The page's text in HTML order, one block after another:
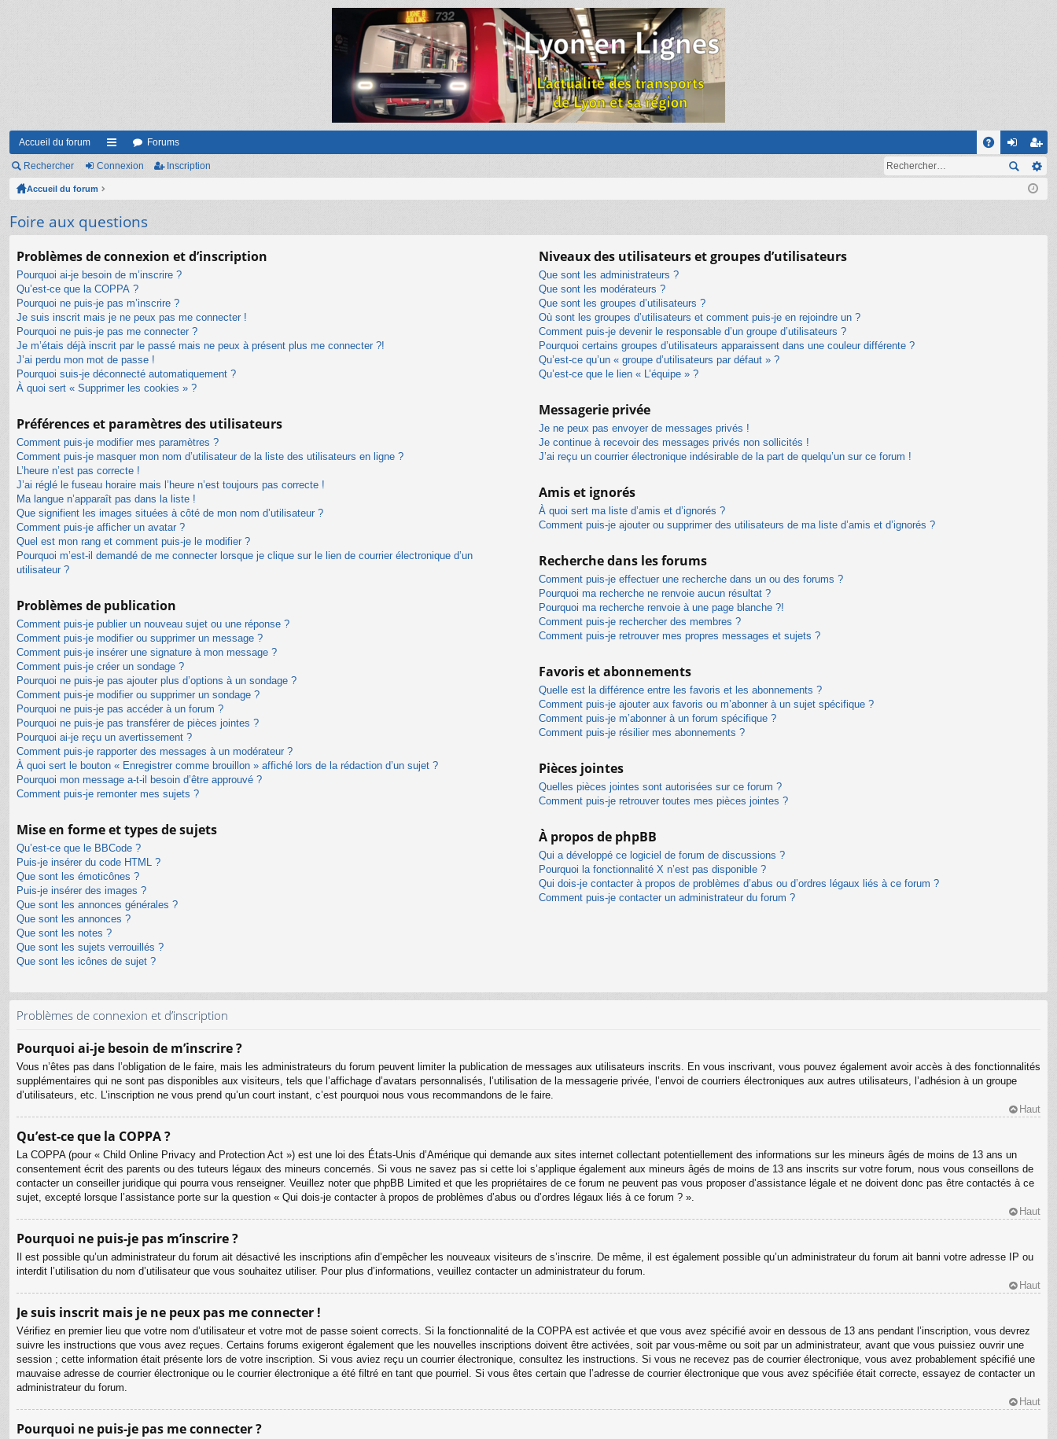
Accueil du forum
ac
ci
s
Forums
on
on
ns
cri
on
Rechercher Connexion Inscription
Accueil du forum
Foire aux questions
Problèmes de connexion et d’inscription
Pourquoi ai-je besoin de m’inscrire ?
Qu’est-ce que la COPPA ?
Pourquoi ne puis-je pas m’inscrire ?
Je suis inscrit mais je ne peux pas me connecter !
Pourquoi ne puis-je pas me connecter ?
Je m’étais déjà inscrit par le passé mais ne peux à présent plus me connecter ?!
J’ai perdu mon mot de passe !
Pourquoi suis-je déconnecté automatiquement ?
À quoi sert « Supprimer les cookies » ?
Préférences et paramètres des utilisateurs
Comment puis-je modifier mes paramètres ?
Comment puis-je masquer mon nom d’utilisateur de la liste des utilisateurs en ligne ?
L’heure n’est pas correcte !
J’ai réglé le fuseau horaire mais l’heure n’est toujours pas correcte !
Ma langue n’apparaît pas dans la liste !
Que signifient les images situées à côté de mon nom d’utilisateur ?
Comment puis-je afficher un avatar ?
Quel est mon rang et comment puis-je le modifier ?
Pourquoi m’est-il demandé de me connecter lorsque je clique sur le lien de courrier électronique d’un
utilisateur ?
Problèmes de publication
Comment puis-je publier un nouveau sujet ou une réponse ?
Comment puis-je modifier ou supprimer un message ?
Comment puis-je insérer une signature à mon message ?
Comment puis-je créer un sondage ?
Pourquoi ne puis-je pas ajouter plus d’options à un sondage ?
Comment puis-je modifier ou supprimer un sondage ?
Pourquoi ne puis-je pas accéder à un forum ?
Pourquoi ne puis-je pas transférer de pièces jointes ?
Pourquoi ai-je reçu un avertissement ?
Comment puis-je rapporter des messages à un modérateur ?
À quoi sert le bouton « Enregistrer comme brouillon » affiché lors de la rédaction d’un sujet ?
Pourquoi mon message a-t-il besoin d’être approuvé ?
Comment puis-je remonter mes sujets ?
Mise en forme et types de sujets
Qu’est-ce que le BBCode ?
Puis-je insérer du code HTML ?
Que sont les émoticônes ?
Puis-je insérer des images ?
Que sont les annonces générales ?
Que sont les annonces ?
Que sont les notes ?
Que sont les sujets verrouillés ?
Que sont les icônes de sujet ?
Niveaux des utilisateurs et groupes d’utilisateurs
Que sont les administrateurs ?
Que sont les modérateurs ?
Que sont les groupes d’utilisateurs ?
Où sont les groupes d’utilisateurs et comment puis-je en rejoindre un ?
Comment puis-je devenir le responsable d’un groupe d’utilisateurs ?
Pourquoi certains groupes d’utilisateurs apparaissent dans une couleur différente ?
Qu’est-ce qu’un « groupe d’utilisateurs par défaut » ?
Qu’est-ce que le lien « L’équipe » ?
Messagerie privée
Je ne peux pas envoyer de messages privés !
Je continue à recevoir des messages privés non sollicités !
J’ai reçu un courrier électronique indésirable de la part de quelqu’un sur ce forum !
Amis et ignorés
À quoi sert ma liste d’amis et d’ignorés ?
Comment puis-je ajouter ou supprimer des utilisateurs de ma liste d’amis et d’ignorés ?
Recherche dans les forums
Comment puis-je effectuer une recherche dans un ou des forums ?
Pourquoi ma recherche ne renvoie aucun résultat ?
Pourquoi ma recherche renvoie à une page blanche ?!
Comment puis-je rechercher des membres ?
Comment puis-je retrouver mes propres messages et sujets ?
Favoris et abonnements
Quelle est la différence entre les favoris et les abonnements ?
Comment puis-je ajouter aux favoris ou m’abonner à un sujet spécifique ?
Comment puis-je m’abonner à un forum spécifique ?
Comment puis-je résilier mes abonnements ?
Pièces jointes
Quelles pièces jointes sont autorisées sur ce forum ?
Comment puis-je retrouver toutes mes pièces jointes ?
À propos de phpBB
Qui a développé ce logiciel de forum de discussions ?
Pourquoi la fonctionnalité X n’est pas disponible ?
Qui dois-je contacter à propos de problèmes d’abus ou d’ordres légaux liés à ce forum ?
Comment puis-je contacter un administrateur du forum ?
Problèmes de connexion et d’inscription
Pourquoi ai-je besoin de m’inscrire ?
Vous n’êtes pas dans l’obligation de le faire, mais les administrateurs du forum peuvent limiter la publication de messages aux utilisateurs inscrits. En vous inscrivant, vous pouvez également avoir accès à des fonctionnalités
supplémentaires qui ne sont pas disponibles aux visiteurs, tels que l’affichage d’avatars personnalisés, l’utilisation de la messagerie privée, l’envoi de courriers électroniques aux autres utilisateurs, l’adhésion à un groupe
d’utilisateurs, etc. L’inscription ne vous prend qu’un court instant, c’est pourquoi nous vous recommandons de le faire.
Haut
Qu’est-ce que la COPPA ?
La COPPA (pour « Child Online Privacy and Protection Act ») est une loi des États-Unis d’Amérique qui demande aux sites internet collectant potentiellement des informations sur les mineurs âgés de moins de 13 ans un
consentement écrit des parents ou des tuteurs légaux des mineurs concernés. Si vous ne savez pas si cette loi s’applique également aux mineurs âgés de moins de 13 ans inscrits sur votre forum, nous vous conseillons de
contacter un conseiller juridique qui pourra vous renseigner. Veuillez noter que phpBB Limited et que les propriétaires de ce forum ne peuvent pas vous proposer d’assistance légale et ne doivent donc pas être contactés à ce
sujet, excepté lorsque l’assistance porte sur la question « Qui dois-je contacter à propos de problèmes d’abus ou d’ordres légaux liés à ce forum ? ».
Haut
Pourquoi ne puis-je pas m’inscrire ?
Il est possible qu’un administrateur du forum ait désactivé les inscriptions afin d’empêcher les nouveaux visiteurs de s’inscrire. De même, il est également possible qu’un administrateur du forum ait banni votre adresse IP ou
interdit l’utilisation du nom d’utilisateur que vous souhaitez utiliser. Pour plus d’informations, veuillez contacter un administrateur du forum.
Haut
Je suis inscrit mais je ne peux pas me connecter !
Vérifiez en premier lieu que votre nom d’utilisateur et votre mot de passe soient corrects. Si la fonctionnalité de la COPPA est activée et que vous avez spécifié avoir en dessous de 13 ans pendant l’inscription, vous devrez
suivre les instructions que vous avez reçues. Certains forums exigeront également que les nouvelles inscriptions doivent être activées, soit par vous-même ou soit par un administrateur, avant que vous puissiez ouvrir une
session ; cette information était présente lors de votre inscription. Si vous aviez reçu un courrier électronique, consultez les instructions. Si vous ne recevez pas de courrier électronique, vous avez probablement spécifié une
mauvaise adresse de courrier électronique ou le courrier électronique a été filtré en tant que pourriel. Si vous êtes certain que l’adresse de courrier électronique que vous avez spécifiée était correcte, essayez de contacter un
administrateur du forum.
Haut
Pourquoi ne puis-je pas me connecter ?